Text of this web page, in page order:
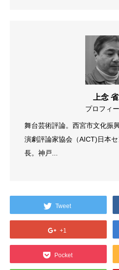
上念
プロフィ
舞台芸術評論。西宮市文化振
演劇評論家協会（AICT)日本
長。神戸...
Tweet
+1
Pocket